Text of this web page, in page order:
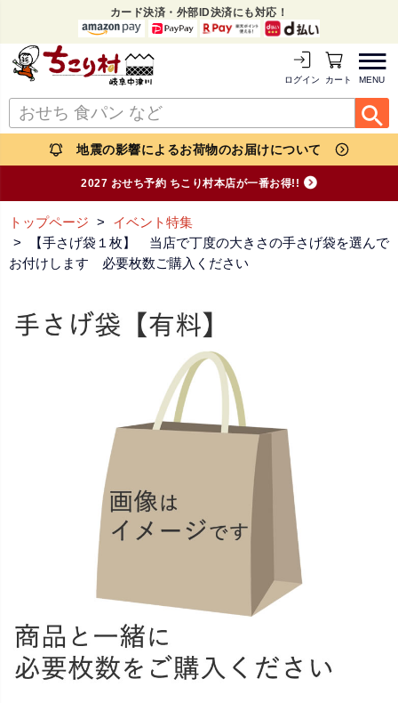
カード決済・外部ID決済にも対応！
MENU
ログイン カートを見る
地震の影響によるお荷物のお届けについて
2027 おせち予約 ちこり村本店が一番お得!!
トップページ
イベント特集
【手さげ袋１枚】 当店で丁度の大きさの手さげ袋を選んで
お付けします 必要枚数ご購入ください